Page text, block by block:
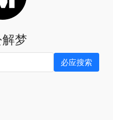
梦
必应搜索